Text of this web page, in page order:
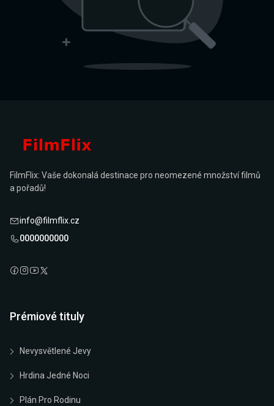
FilmFlix: Vaše dokonalá destinace pro neomezené množství filmů
a pořadů!
info@filmflix.cz
0000000000
Prémiové tituly
Nevysvětlené Jevy
Hrdina Jedné Noci
Plán Pro Rodinu